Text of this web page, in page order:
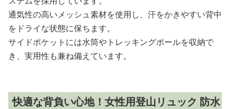
通気性の高いメッシュ素材を使用し、汗をかきやすい背中
をドライな状態に保ちます。
サイドポケットには水筒やトレッキングポールを収納で
き、実用性も兼ね備えています。
快適な背負い心地！女性用登山リュック 防水